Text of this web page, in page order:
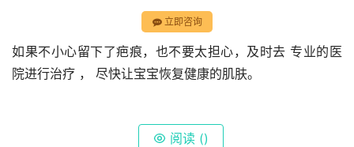
立即咨询
如果不小心留下了疤痕，也不要太担心，及时去 专业的医
院进行治疗 ， 尽快让宝宝恢复健康的肌肤。
阅读 ()